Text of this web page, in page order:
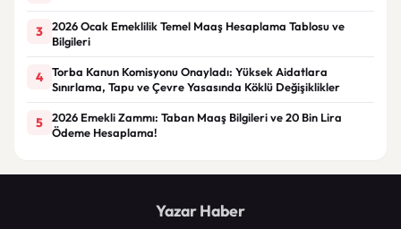
3
2026 Ocak Emeklilik Temel Maaş Hesaplama Tablosu ve
Bilgileri
4
Torba Kanun Komisyonu Onayladı: Yüksek Aidatlara
Sınırlama, Tapu ve Çevre Yasasında Köklü Değişiklikler
5
2026 Emekli Zammı: Taban Maaş Bilgileri ve 20 Bin Lira
Ödeme Hesaplama!
Yazar Haber